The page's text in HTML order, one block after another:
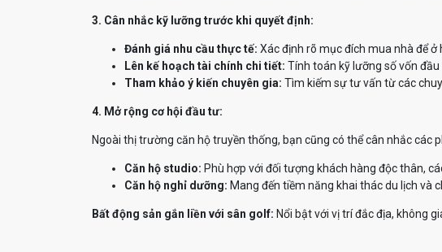
3. Cân nhắc kỹ lưỡng trước khi quyết định:
Đánh giá nhu cầu thực tế: Xác định rõ mục đích mua nhà để
Lên kế hoạch tài chính chi tiết: Tính toán kỹ lưỡng số vốn
Tham khảo ý kiến chuyên gia: Tìm kiếm sự tư vấn từ các
4. Mở rộng cơ hội đầu tư:
Ngoài thị trường căn hộ truyền thống, bạn cũng có thể cân nhắc các
Căn hộ studio: Phù hợp với đối tượng khách hàng độc thân,
Căn hộ nghỉ dưỡng: Mang đến tiềm năng khai thác du lịch và
Bất động sản gắn liền với sân golf: Nổi bật với vị trí đắc địa, không